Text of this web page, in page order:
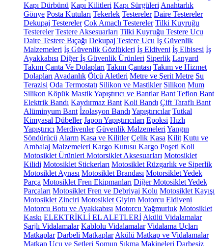
Kapı Dürbünü Kapı Kilitleri Kapı Sürgüleri Anahtarlık
Gönye Posta Kutuları Tekerlek Testereler Daire Testereler
Dekupaj Testereler Çok Amaçlı Testereler Tilki Kuyruğu
Testereler Testere Aksesuarları Tilki Kuyruğu Testere Ucu
Daire Testere Bıçağı Dekupaj Testere Ucu İş Güvenlik
Malzemeleri İş Güvenlik Gözlükleri İş Eldiveni İş Elbisesi İş
Ayakkabısı Diğer İş Güvenlik Ürünleri Siperlik Lanyard
Takım Çanta Ve Dolapları Takım Çantası Takım ve Hizmet
Dolapları Avadanlık Ölçü Aletleri Metre ve Şerit Metre Su
Terazisi Oda Termostatı Silikon ve Mastikler Silikon Mum
Silikon Köpük MastikYapıştırıcı ve Bantlar Bant Teflon Bant
Elektrik Bandı Kaydırmaz Bant Koli Bandı Çift Taraflı Bant
Alüminyum Bant İzolasyon Bandı Yapıştırıcılar Tutkal
Kimyasal Dübeller Japon Yapıştırıcıları Epoksi Hızlı
Yapıştırıcı Merdivenler Güvenlik Malzemeleri Yangın
Söndürücü Alarm Kasa ve Kilitler Çelik Kasa Kilit Kutu ve
Ambalaj Malzemeleri Kargo Kutusu Kargo Poşeti Koli
Motosiklet Ürünleri Motorsiklet Aksesuarları Motosiklet
Kilidi Motosiklet Stickerları Motosiklet Rüzgarlık ve Siperlik
Motosiklet Aynası Motosiklet Brandası Motorsiklet Yedek
Parça Motosiklet Fren Ekipmanları Diğer Motosiklet Yedek
Parçaları Motosiklet Fren ve Debriyaj Kolu Motosiklet Kayışı
Motosiklet Zinciri Motosiklet Giyim Motorcu Eldiveni
Motorcu Botu ve Ayakkabısı Motorcu Yağmurluk Motosiklet
Kaskı ELEKTRİKLİ EL ALETLERİ Akülü Vidalamalar
Şarjlı Vidalamalar Kablolu Vidalamalar Vidalama Uçları
Matkaplar Darbeli Matkaplar Akülü Matkap ve Vidalamalar
Matkap Ucu ve Setleri Somun Sıkma Makineleri Darbesiz